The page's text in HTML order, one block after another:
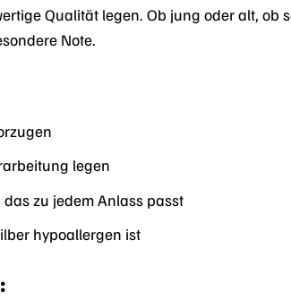
Qualität legen. Ob jung oder alt, ob
Note.
legen
zu jedem Anlass passt
hypoallergen ist